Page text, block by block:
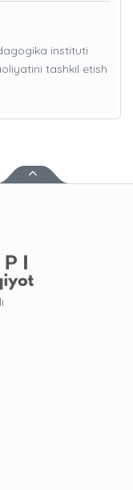
instituti
tashkil etish